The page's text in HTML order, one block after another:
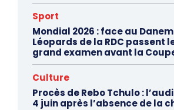
Sport
Mondial 2026 : face au
Léopards de la RDC passent
grand examen avant la
Culture
Procès de Rebo Tchulo :
4 juin après l’absence de la